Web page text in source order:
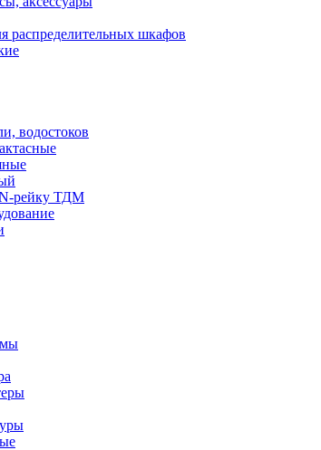
распределительных шкафов
водостоков
рейку ТДМ